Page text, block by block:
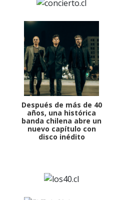
Después de más de 40
años, una histórica
banda chilena abre un
nuevo capítulo con
disco inédito